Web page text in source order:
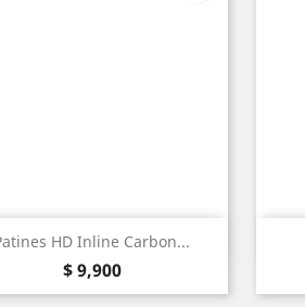
HD Inline Carbon...
Precio
$ 9,900
Vista rápida